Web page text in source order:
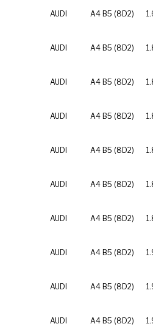
AUDI A4 B5 (8D2)
AUDI A4 B5 (8D2)
AUDI A4 B5 (8D2)
AUDI A4 B5 (8D2)
AUDI A4 B5 (8D2)
AUDI A4 B5 (8D2)
AUDI A4 B5 (8D2)
AUDI A4 B5 (8D2)
AUDI A4 B5 (8D2)
AUDI A4 B5 (8D2)